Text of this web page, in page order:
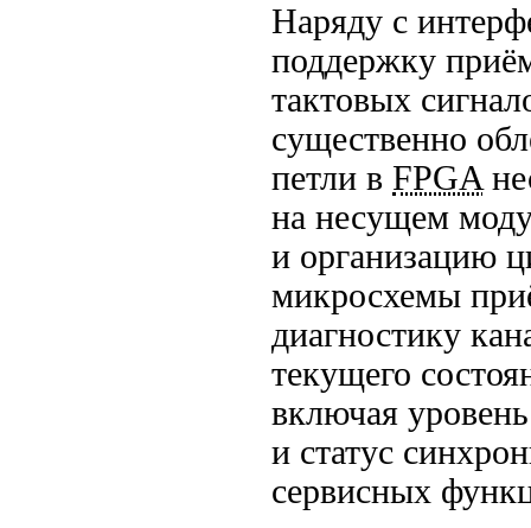
Наряду с
поддержку
тактовых
существенно
петли в FPGA
на несущем
и организацию
микросхемы
диагностику
текущего
включая
и статус
сервисных